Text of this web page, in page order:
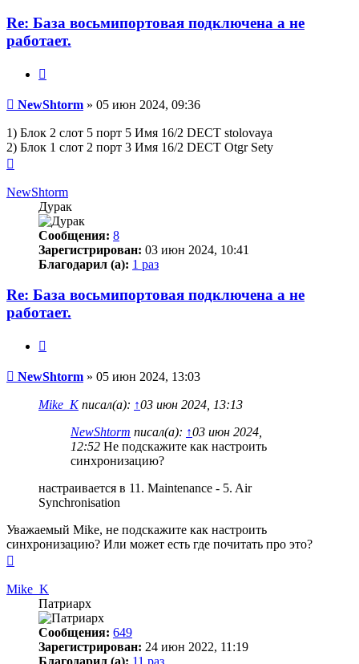
Re: База восьмипортовая подключена а не
работает.
Сообщение
NewShtorm » 05 июн 2024, 09:36
1) Блок 2 слот 5 порт 5 Имя 16/2 DECT stolovaya
2) Блок 1 слот 2 порт 3 Имя 16/2 DECT Otgr Sety
началу
NewShtorm
Дурак
Сообщения: 8
Зарегистрирован: 03 июн 2024, 10:41
Благодарил (а): 1 раз
Re: База восьмипортовая подключена а не
работает.
Сообщение
NewShtorm » 05 июн 2024, 13:03
Mike_Kписал(а): ↑03 июн 2024, 13:13
NewShtorm писал(а): ↑03 июн 2024,
12:52 Не подскажите как настроить
синхронизацию?
настраивается в 11. Maintenance - 5. Air
Synchronisation
Уважаемый Mike, не подскажите как настроить
синхронизацию? Или может есть где почитать про это?
началу
Mike_K
Патриарх
Сообщения: 649
Зарегистрирован: 24 июн 2022, 11:19